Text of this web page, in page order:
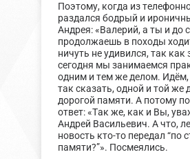
Поэтому, когда из
раздался бодрый и
Андрея: «Валерий, а ты и до
продолжаешь в походы
ничуть не удивился, так как
сегодня мы занимаемся
одним и тем же делом.
так сказать, одной и той же
дорогой памяти. А потому
ответ: «Так же, как и Вы,
Андрей Васильевич. А что,
новость кто-то передал “по
памяти?”». Посмеялись.